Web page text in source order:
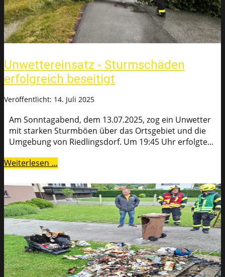
Unwettereinsatz - Sturmschäden
erfolgreich beseitigt
Veröffentlicht: 14. Juli 2025
Am Sonntagabend, dem 13.07.2025, zog ein Unwetter
mit starken Sturmböen über das Ortsgebiet und die
Umgebung von Riedlingsdorf. Um 19:45 Uhr erfolgte...
Weiterlesen …